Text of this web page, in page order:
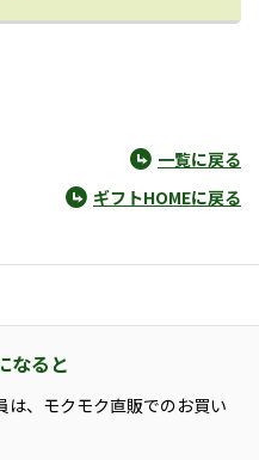
一覧に戻る
ギフトHOMEに戻る
なると
は、モクモク直販でのお買い